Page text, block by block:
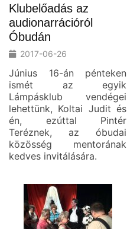
Klubelőadás az
audionarrációról
Óbudán
2017-06-26
Június 16-án pénteken
ismét az egyik
Lámpásklub vendégei
lehettünk, Koltai Judit és
én, ezúttal Pintér
Teréznek, az óbudai
közösség mentorának
kedves invitálására.